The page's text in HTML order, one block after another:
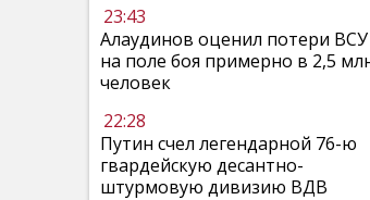
23:43
Алаудинов оценил потери ВСУ
на поле боя примерно в 2,5
человек
22:28
Путин счел легендарной 76-ю
гвардейскую десантно-
штурмовую дивизию ВДВ